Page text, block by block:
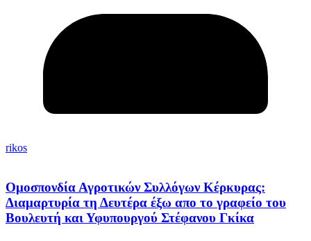
rikos
Ομοσπονδία Αγροτικών Συλλόγων Κέρκυρας:
Διαμαρτυρία τη Δευτέρα έξω απο το γραφείο του
Βουλευτή και Υφυπουργού Στέφανου Γκίκα